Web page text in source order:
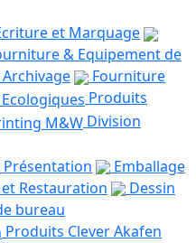
et Marquage
& Equipement de
Fourniture
Produits
Division
Présentation
Emballage
Restauration
Dessin
bureau
Produits Clever Akafen